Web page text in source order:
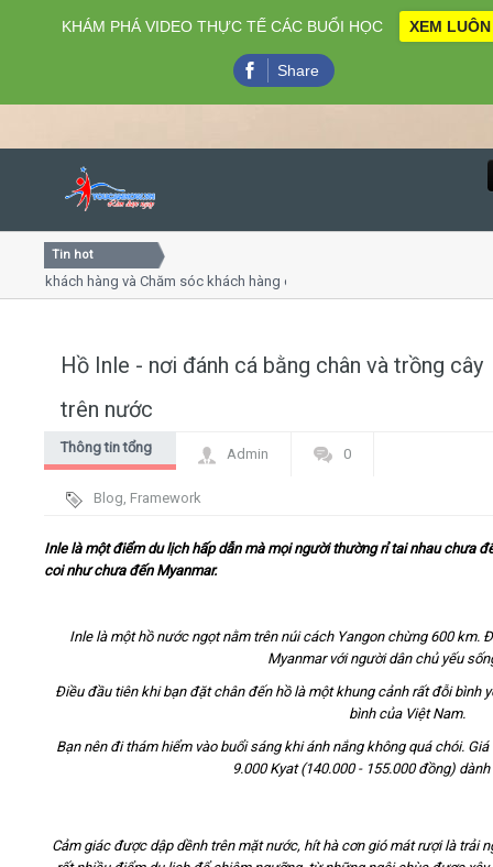
Close
Home
Video
Tìm kiếm
Tin hot
hàng và Chăm sóc khách hàng chuyên nghiệp
Hồ Inle - nơi đánh cá bằng chân và trồng cây
trên nước
Thông tin tổng
Admin 0
Blog, Framework
Inle là một điểm du lịch hấp dẫn mà mọi người thường rỉ tai nhau chưa
coi như chưa đến Myanmar.
Inle là một hồ nước ngọt nằm trên núi cách Yangon chừng 600 km.
Myanmar với người dân chủ yếu
Điều đầu tiên khi bạn đặt chân đến hồ là một khung cảnh rất đỗi bình
bình của Việt Nam.
Bạn nên đi thám hiểm vào buổi sáng khi ánh nắng không quá chói.
9.000 Kyat (140.000 - 155.000 đồng)
Cảm giác được dập dềnh trên mặt nước, hít hà cơn gió mát rượi là trải
KHÁM PHÁ VIDEO THỰC TẾ CÁC BUỔI HỌC XEM LUÔN
Share